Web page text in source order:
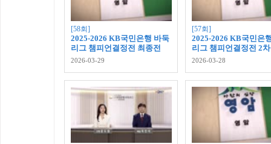
[58회]
2025-2026 KB국민은행 바둑
리그 챔피언결정전 최종전
(원익 vs 울산 고려아연) (1부)
2026-03-29
[57회]
2025-2026 KB국민은
리그 챔피언결정전 2
익 vs 울산 고려아연)
2026-03-28